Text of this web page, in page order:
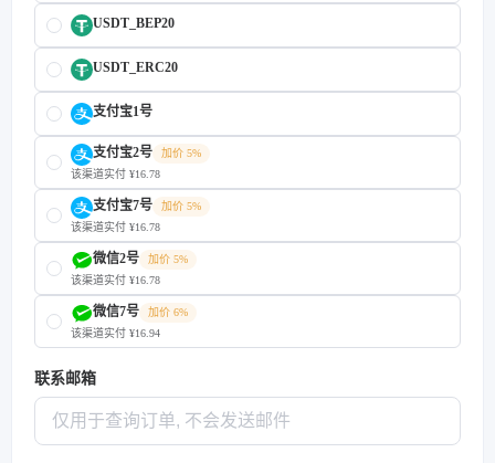
USDT_BEP20
USDT_ERC20
支付宝1号
支付宝2号
加价 5%
该渠道实付 ¥16.78
支付宝7号
加价 5%
该渠道实付 ¥16.78
微信2号
加价 5%
该渠道实付 ¥16.78
微信7号
加价 6%
该渠道实付 ¥16.94
联系邮箱